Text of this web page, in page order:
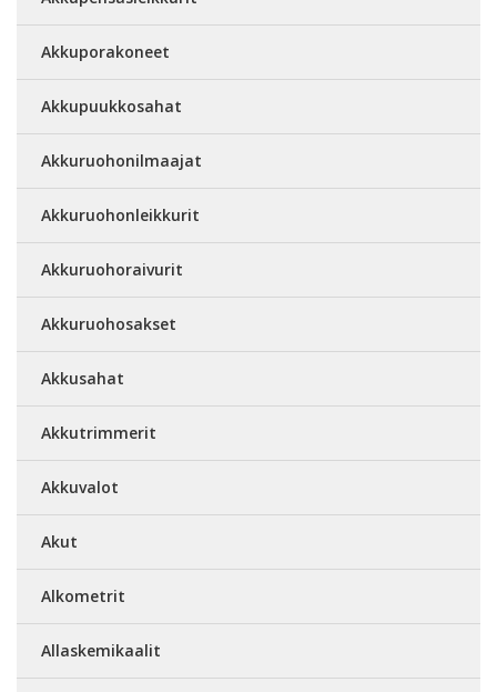
Akkuporakoneet
Akkupuukkosahat
Akkuruohonilmaajat
Akkuruohonleikkurit
Akkuruohoraivurit
Akkuruohosakset
Akkusahat
Akkutrimmerit
Akkuvalot
Akut
Alkometrit
Allaskemikaalit